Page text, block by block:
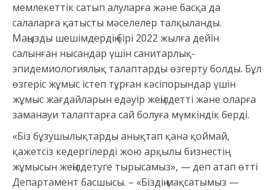
мемлекеттік сатып алуларға және басқа да
салаларға қатысты мәселелер талқыланды.
Маңызды шешімдердің бірі 2022 жылға дейін
салынған нысандар үшін санитарлық-
эпидемиологиялық талаптарды өзгерту болды. Бұл
өзгеріс жұмыс істеп тұрған кәсіпорындар үшін
жұмыс жағдайларын едәуір жеңілдетті және оларға
заманауи талаптарға сай болуға мүмкіндік берді.
«Біз бұзушылықтарды анықтап қана қоймай,
қажетсіз кедергілерді жою арқылы бизнестің
жұмысын жеңілдетуге тырысамыз», — деп атап өтті
Департамент басшысы. – «Біздің мақсатымыз —